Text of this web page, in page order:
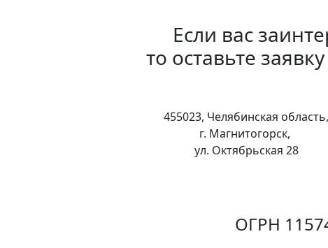
Если вас
то оставьте
455023, Челябинская область,
г. Магнитогорск,
ул. Октябрьская 28
ОГРН